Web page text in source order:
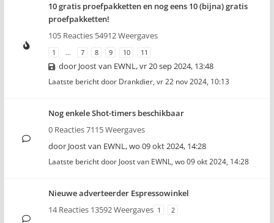
10 gratis proefpakketten en nog eens 10 (bijna) gratis
proefpakketten!
105 Reacties 54912 Weergaves
1 … 7 8 9 10 11
door Joost van EWNL,vr 20 sep 2024, 13:48
Laatste bericht door Drankdier, vr 22 nov 2024, 10:13
Nog enkele Shot-timers beschikbaar
0 Reacties 7115 Weergaves
door Joost van EWNL,wo 09 okt 2024, 14:28
Laatste bericht door Joost van EWNL, wo 09 okt 2024, 14:28
Nieuwe adverteerder Espressowinkel
14 Reacties 13592 Weergaves 1 2